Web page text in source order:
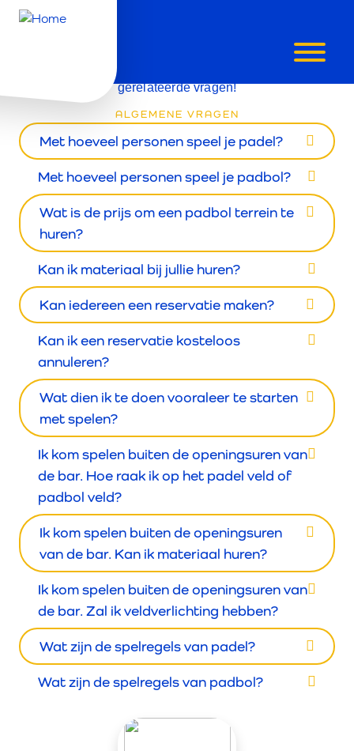
Vind hier antwoord op al je padel & padbol
gerelateerde vragen!
ALGEMENE VRAGEN
Met hoeveel personen speel je padel?
Met hoeveel personen speel je padbol?
Wat is de prijs om een padbol terrein te
huren?
Kan ik materiaal bij jullie huren?
Kan iedereen een reservatie maken?
Kan ik een reservatie kosteloos
annuleren?
Wat dien ik te doen vooraleer te starten
met spelen?
Ik kom spelen buiten de openingsuren van
de bar. Hoe raak ik op het padel veld of
padbol veld?
Ik kom spelen buiten de openingsuren
van de bar. Kan ik materiaal huren?
Ik kom spelen buiten de openingsuren van
de bar. Zal ik veldverlichting hebben?
Wat zijn de spelregels van padel?
Wat zijn de spelregels van padbol?